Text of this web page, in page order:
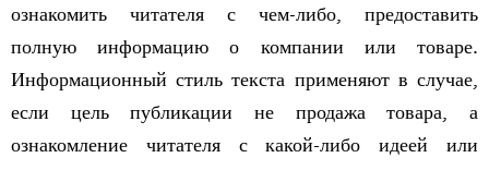
ознакомить читателя с чем-либо, предоставить
полную информацию о компании или товаре.
Информационный стиль текста применяют в случае,
если цель публикации не продажа товара, а
ознакомление читателя с какой-либо идеей или